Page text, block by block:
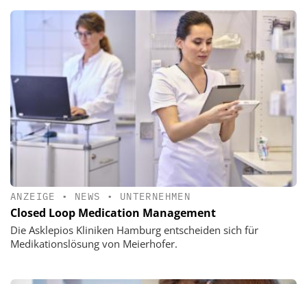
ANZEIGE • NEWS • UNTERNEHMEN
Closed Loop Medication Management
Die Asklepios Kliniken Hamburg entscheiden sich für
Medikationslösung von Meierhofer.